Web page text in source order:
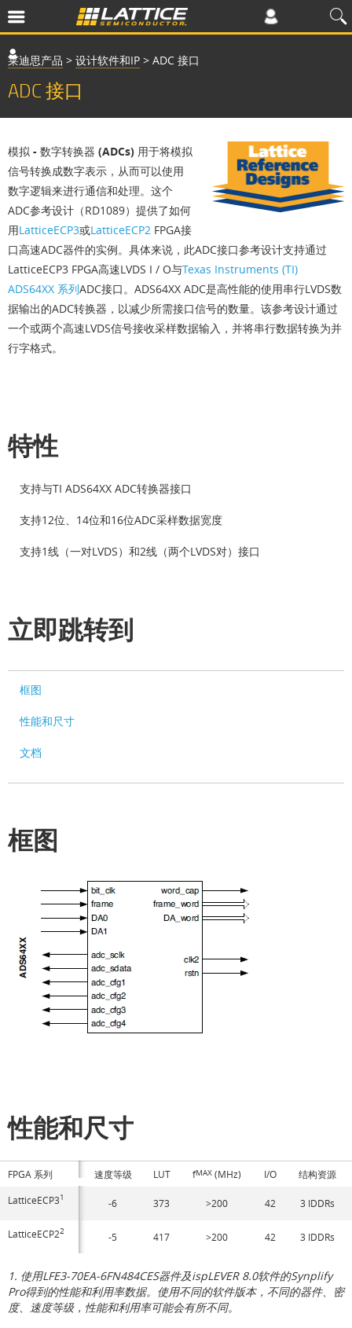
莱迪思产品 > 设计软件和IP > ADC 接口
ADC 接口
模拟 - 数字转换器 (ADCs) 用于将模拟
信号转换成数字表示，从而可以使用
数字逻辑来进行通信和处理。这个
ADC参考设计（RD1089）提供了如何
用LatticeECP3或LatticeECP2 FPGA接
口高速ADC器件的实例。具体来说，此ADC接口参考设计支持通过
LatticeECP3 FPGA高速LVDS I / O与Texas Instruments (TI)
ADS64XX 系列ADC接口。ADS64XX ADC是高性能的使用串行LVDS数
据输出的ADC转换器，以减少所需接口信号的数量。该参考设计通过
一个或两个高速LVDS信号接收采样数据输入，并将串行数据转换为并
行字格式。
特性
支持与TI ADS64XX ADC转换器接口
支持12位、14位和16位ADC采样数据宽度
支持1线（一对LVDS）和2线（两个LVDS对）接口
立即跳转到
框图
性能和尺寸
文档
框图
性能和尺寸
FPGA 系列 速度等级 LUT fMAX (MHz) I/O 结构资源
LatticeECP31 -6 373 >200 42 3 IDDRs
LatticeECP22 -5 417 >200 42 3 IDDRs
1. 使用LFE3-70EA-6FN484CES器件及ispLEVER 8.0软件的Synplify
Pro得到的性能和利用率数据。使用不同的软件版本，不同的器件、密
度、速度等级，性能和利用率可能会有所不同。